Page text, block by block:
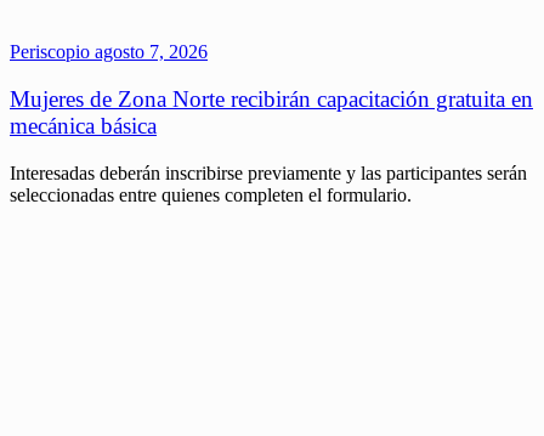
Periscopio agosto 7, 2026
Mujeres de Zona Norte recibirán capacitación gratuita en
mecánica básica
Interesadas deberán inscribirse previamente y las participantes serán
seleccionadas entre quienes completen el formulario.